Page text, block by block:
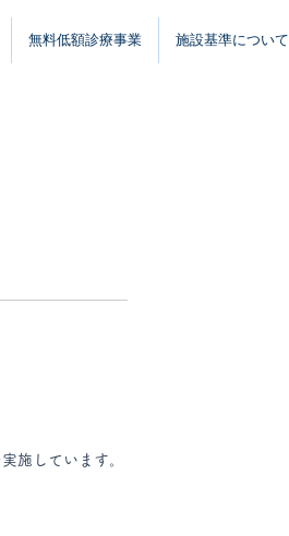
無料低額診療事業 施設基準について
施しています。